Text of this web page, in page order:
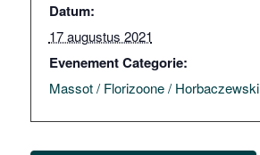
Datum:
17 augustus 2021
Evenement Categorie:
Massot / Florizoone / Horbaczewski